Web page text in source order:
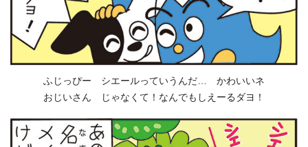
ふじっぴー シエールっていうんだ… かわいいネ
おじいさん じゃなくて！なんでもしえーるダヨ！